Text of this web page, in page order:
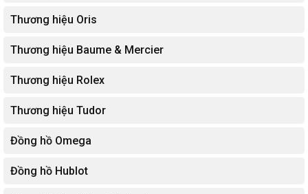
Thương hiệu Oris
Thương hiệu Baume & Mercier
Thương hiệu Rolex
Thương hiệu Tudor
Đồng hồ Omega
Đồng hồ Hublot